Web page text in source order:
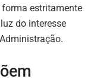
estritamente
do interesse